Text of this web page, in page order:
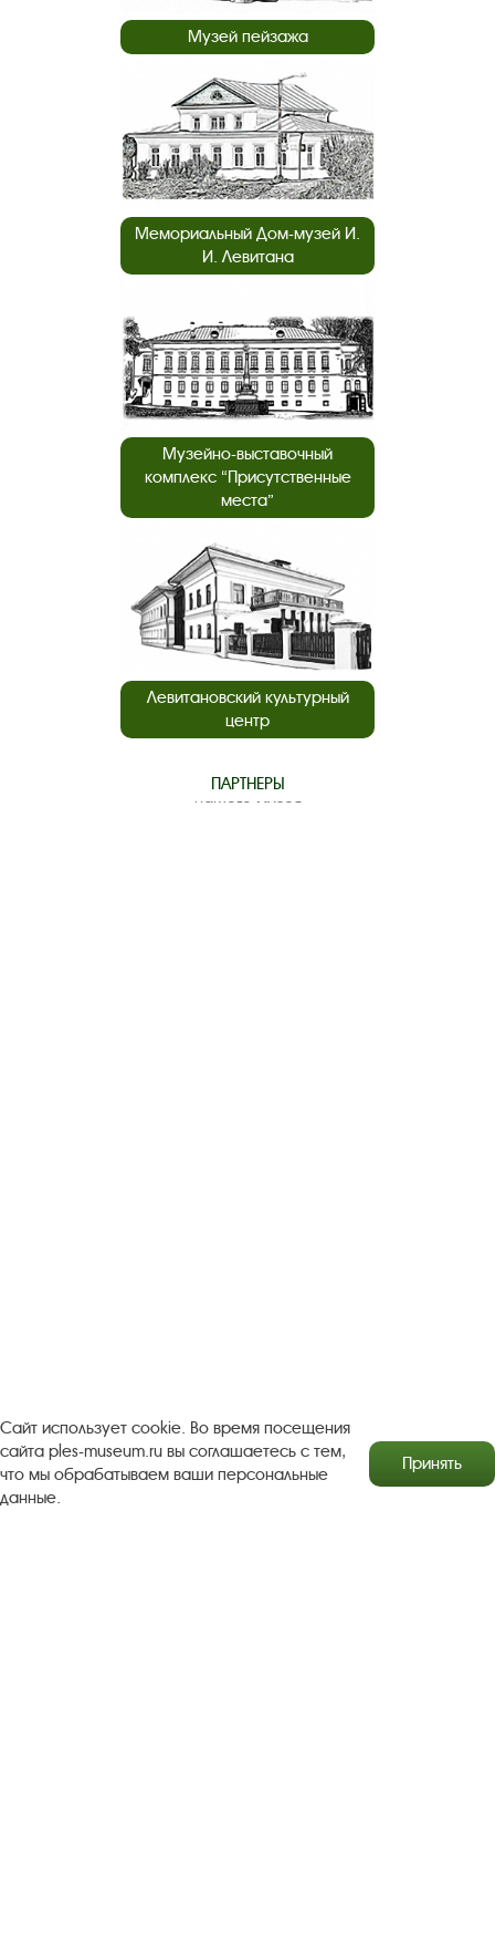
Музей пейзажа
Мемориальный Дом-музей И.
И. Левитана
Музейно-выставочный
комплекс “Присутственные
места”
Левитановский культурный
центр
ПАРТНЕРЫ
нашего музея
Антикоррупционная деятельность
Сайт использует cookie. Во время посещения
сайта ples-museum.ru вы соглашаетесь с тем,
что мы обрабатываем ваши персональные
данные.
Принять